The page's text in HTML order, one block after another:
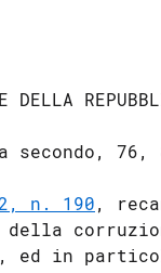
DELLA
secondo, 76,
n. 190,
della
ed in